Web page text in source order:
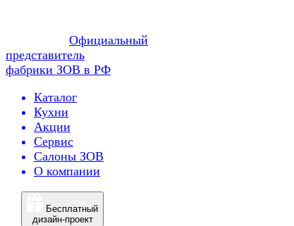
Официальный
представитель
фабрики ЗОВ в РФ
Каталог
Кухни
Акции
Сервис
Салоны ЗОВ
О компании
Бесплатный
дизайн-проект